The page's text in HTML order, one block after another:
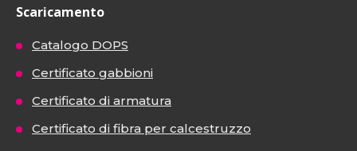
Scaricamento
Catalogo DOPS
Certificato gabbioni
Certificato di armatura
Certificato di fibra per calcestruzzo